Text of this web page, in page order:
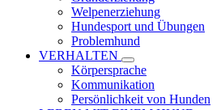
Welpenerziehung
Hundesport und Übungen
Problemhund
VERHALTEN
Körpersprache
Kommunikation
Persönlichkeit von Hunden